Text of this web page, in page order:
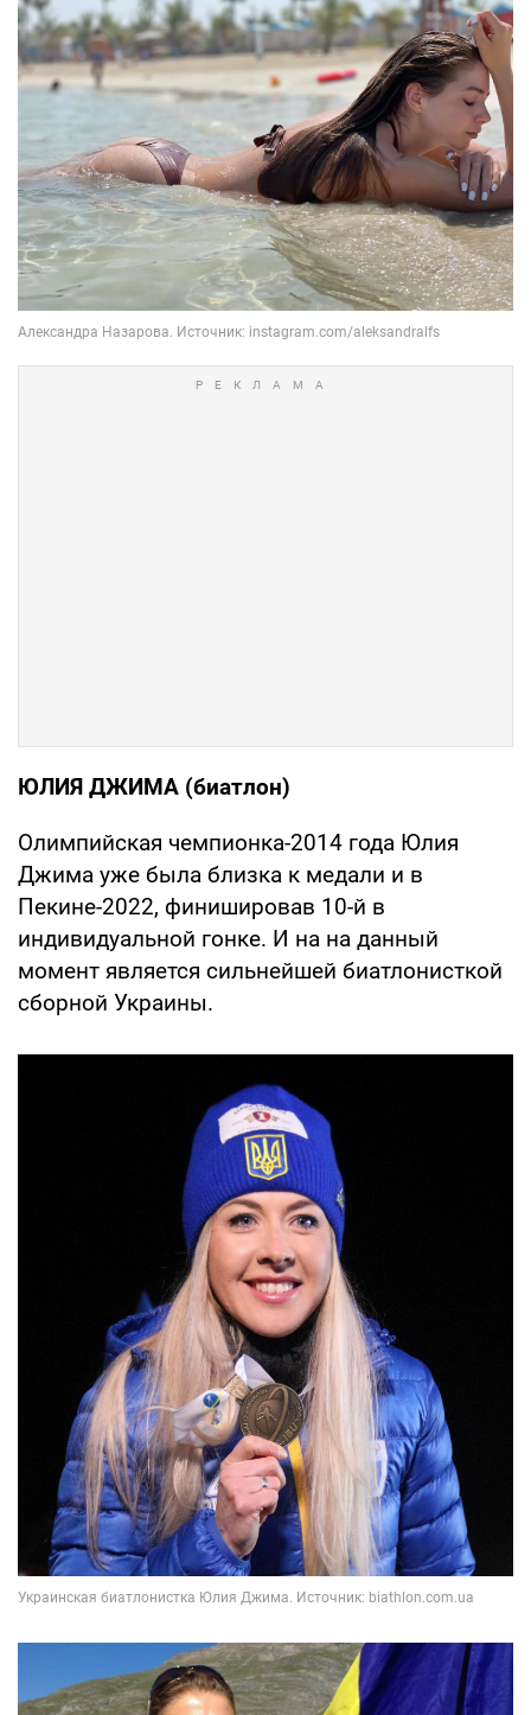
ЮЛИЯ ДЖИМА (биатлон)
Олимпийская чемпионка-2014 года Юлия
Джима уже была близка к медали и в
Пекине-2022, финишировав 10-й в
индивидуальной гонке. И на на данный
момент является сильнейшей биатлонисткой
сборной Украины.